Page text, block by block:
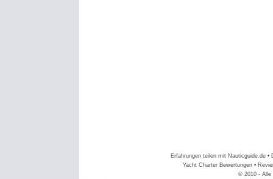
Erfahrungen teilen mit Nauticguide.de
Yacht Charter Bewertungen •
© 2010 - Alle